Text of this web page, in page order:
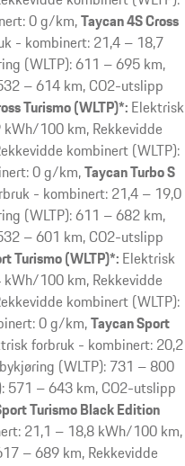
0 g/km Taycan 4S Cross
- kombinert: 21,4 – 18,7
(WLTP): 611 – 695 km,
– 614 km, CO2-utslipp
Turismo (WLTP)*: Elektrisk
100 km, Rekkevidde
kombinert (WLTP):
0 g/km Taycan Turbo S
- kombinert: 21,4 – 19,0
(WLTP): 611 – 682 km,
– 601 km, CO2-utslipp
Turismo (WLTP)*: Elektrisk
100 km, Rekkevidde
kombinert (WLTP):
0 g/km Taycan Sport
forbruk - kombinert: 20,2
(WLTP): 731 – 800
571 – 643 km, CO2-utslipp
Turismo Black Edition
21,1 – 18,8 kWh/100 km,
– 689 km, Rekkevidde